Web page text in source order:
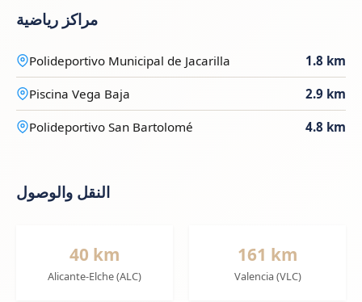
مراكز رياضية
Polideportivo Municipal de Jacarilla 1.8 km
Piscina Vega Baja 2.9 km
Polideportivo San Bartolomé 4.8 km
النقل والوصول
40 km
Alicante-Elche (ALC)
161 km
Valencia (VLC)